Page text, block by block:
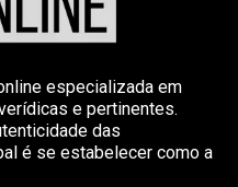
especializada em
e pertinentes.
das
é se estabelecer como a